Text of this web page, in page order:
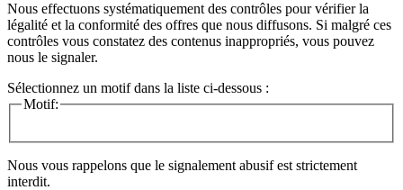
Nous effectuons systématiquement des contrôles pour vérifier la
légalité et la conformité des offres que nous diffusons. Si malgré ces
contrôles vous constatez des contenus inappropriés, vous pouvez
nous le signaler.
Sélectionnez un motif dans la liste ci-dessous :
Motif:
Nous vous rappelons que le signalement abusif est strictement
interdit.